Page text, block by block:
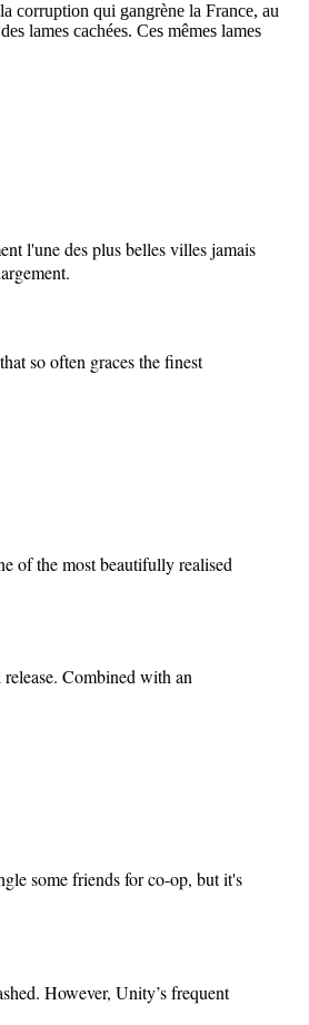
corruption qui gangrène la France, au
lames cachées. Ces mêmes lames
l'une des plus belles villes jamais
so often graces the finest
of the most beautifully realised
Combined with an
some friends for co-op, but it's
However, Unity’s frequent